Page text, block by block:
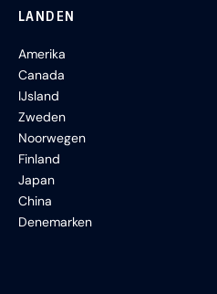
LANDEN
Amerika
Canada
IJsland
Zweden
Noorwegen
Finland
Japan
China
Denemarken